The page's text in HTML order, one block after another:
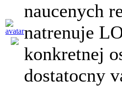
naucenych
natrenuje
konkretnej
dostatocny